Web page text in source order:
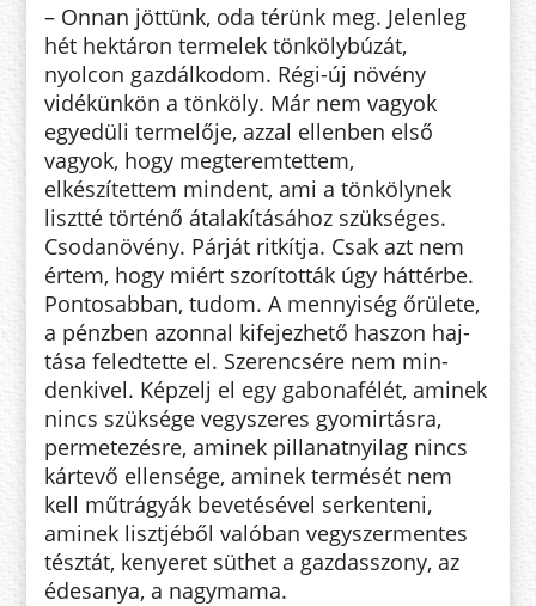
– Onnan jöttünk, oda térünk meg. Jelenleg
hét hektáron termelek tön­kölybúzát,
nyolcon gazdálkodom. Régi-új növény
vidékünkön a tön­köly. Már nem vagyok
egyedüli termelője, azzal ellenben első
vagyok, hogy megteremtettem,
elkészítettem mindent, ami a tönkölynek
lisztté tör­ténő átalakításához szükséges.
Csodanövény. Párját ritkítja. Csak azt nem
értem, hogy miért szorították úgy háttérbe.
Pontosabban, tu­dom. A mennyiség őrülete,
a pénz­ben azonnal kifejezhető haszon haj­
tása feledtette el. Szerencsére nem min­
denkivel. Képzelj el egy ga­bo­nafélét, aminek
nincs szüksége vegy­sze­res gyomirtásra,
permetezésre, aminek pillanatnyilag nincs
kártevő ellensége, aminek termését nem
kell műtrágyák bevetésével serkenteni,
aminek lisztjéből valóban vegyszermentes
tésztát, kenyeret süthet a gazdasszony, az
édesanya, a nagymama.